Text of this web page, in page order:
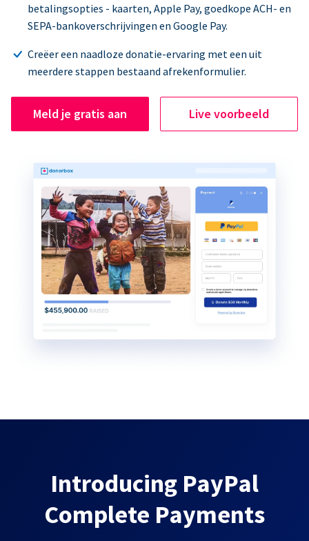
betalingsopties - kaarten, Apple Pay, goedkope ACH- en
SEPA-bankoverschrijvingen en Google Pay.
Creëer een naadloze donatie-ervaring met een uit
meerdere stappen bestaand afrekenformulier.
Meld je gratis aan Live voorbeeld
Introducing PayPal
Complete Payments